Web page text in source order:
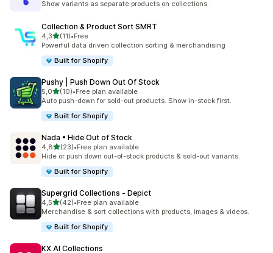
Show variants as separate products on collections.
Collection & Product Sort SMRT
4,3de 5 estrelas
(11)
11 total de avaliações
•Free
Powerful data driven collection sorting & merchandising
Built for Shopify
Pushy | Push Down Out Of Stock
5,0de 5 estrelas
(10)
10 total de avaliações
•Free plan available
Auto push-down for sold-out products. Show in-stock first.
Built for Shopify
Nada • Hide Out of Stock
4,8de 5 estrelas
(23)
23 total de avaliações
•Free plan available
Hide or push down out-of-stock products & sold-out variants.
Built for Shopify
Supergrid Collections ‑ Depict
4,5de 5 estrelas
(42)
42 total de avaliações
•Free plan available
Merchandise & sort collections with products, images & videos.
Built for Shopify
KX AI Collections